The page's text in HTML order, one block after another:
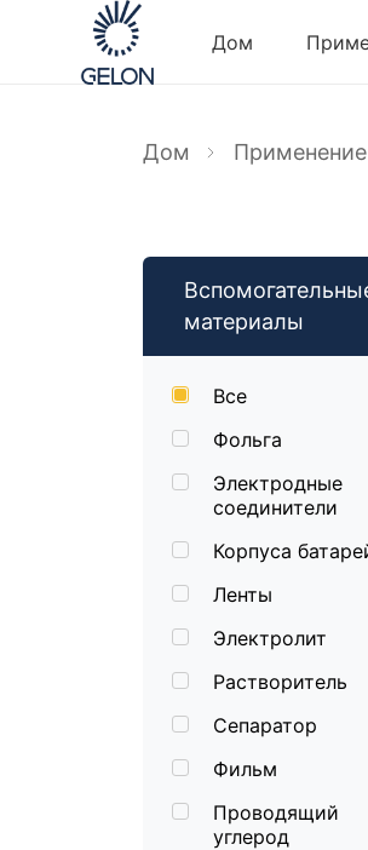
Дом
Дом
материалы
Все
Фольга
Электродные
соединители
Корпуса
Ленты
Электролит
Растворитель
Сепаратор
Фильм
Проводящий
углерод